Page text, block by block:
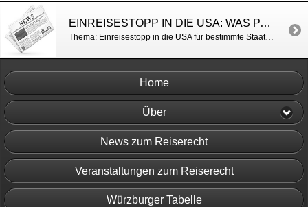
EINREISESTOPP IN DIE USA: WAS PASSAGIERE JETZT WISSEN MÜSSEN – BILD
Thema: Einreisestopp in die USA für bestimmte Staatsbürger http://www.bild.de/reise/2017/donald-trump/trump-einreiseverbot-flugpassagiere-50014258.bild.html
Home
Über
News zum Reiserecht
Veranstaltungen zum Reiserecht
Würzburger Tabelle